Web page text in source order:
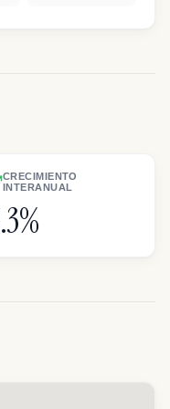
CRECIMIENTO
INTERANUAL